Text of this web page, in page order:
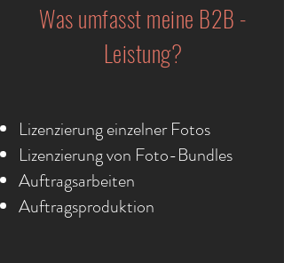
Was umfasst meine B2B -
Leistung?
Lizenzierung einzelner Fotos
Lizenzierung von Foto-Bundles
Auftragsarbeiten
Auftragsproduktion